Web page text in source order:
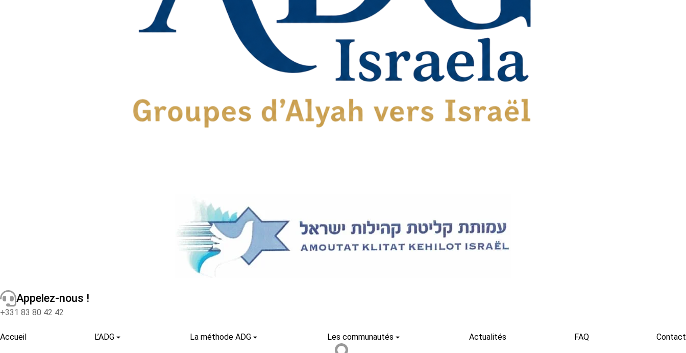
Appelez-nous !
+331 83 80 42 42
Accueil L’ADG La méthode ADG Les communautés Actualités FAQ Contact